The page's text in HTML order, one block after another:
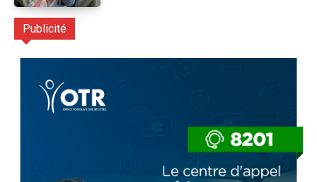
Publicité